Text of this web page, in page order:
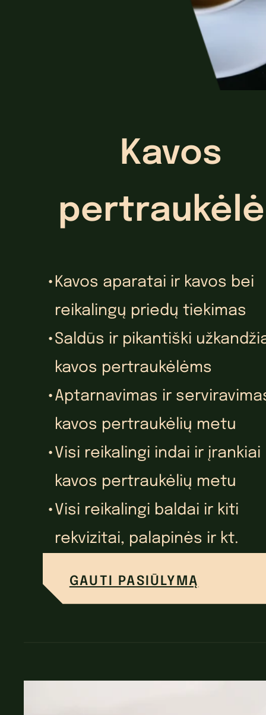
Kavos
Kavos aparatai ir kavos bei
reikalingų priedų tiekimas
Saldūs ir pikantiški
kavos pertraukėlėms
Aptarnavimas ir
kavos pertraukėlių metu
Visi reikalingi indai ir įrankiai
kavos pertraukėlių metu
Visi reikalingi baldai ir kiti
rekvizitai, palapinės ir kt.
GAUTI PASIŪLYMĄ